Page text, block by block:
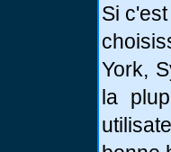
Si
York,
la